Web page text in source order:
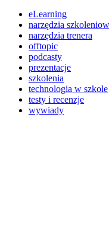
eLearning
narzędzia
narzędzia trenera
offtopic
podcasty
prezentacje
szkolenia
technologia w szkole
testy i recenzje
wywiady